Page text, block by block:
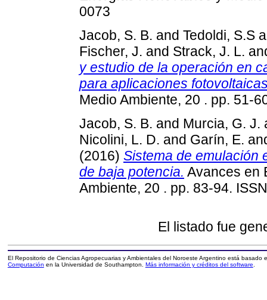
0073
Jacob, S. B. and Tedoldi, S.S
Fischer, J. and Strack, J. L.
y estudio de la operación en
para aplicaciones
Medio Ambiente, 20 . pp. 51-
Jacob, S. B. and Murcia, G. J.
Nicolini, L. D. and Garín, E.
(2016) Sistema de emulación
de baja potencia. Avances en
Ambiente, 20 . pp. 83-94.
El listado fue
El Repositorio de Ciencias Agropecuarias y Ambientales del Noroeste Argentino está basado
Computación en la Universidad de Southampton. Más información y créditos del software